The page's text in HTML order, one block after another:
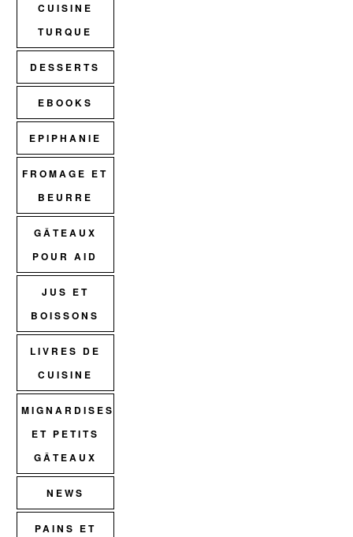
CUISINE
TURQUE
DESSERTS
EBOOKS
EPIPHANIE
FROMAGE ET
BEURRE
GÂTEAUX
POUR AID
JUS ET
BOISSONS
LIVRES DE
CUISINE
MIGNARDISES
ET PETITS
GÂTEAUX
NEWS
PAINS ET